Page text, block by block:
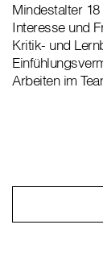
Mindestalter
Interesse und
Kritik- und
Arbeiten im